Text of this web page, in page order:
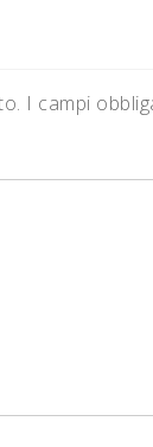
I campi